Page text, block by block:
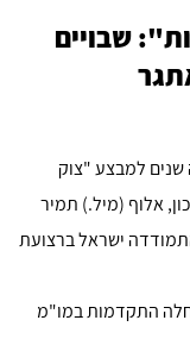
שבויים
שנים למבצע "צוק
אלוף (מיל.) תמיר
ישראל ברצועת
חלה התקדמות במו"מ